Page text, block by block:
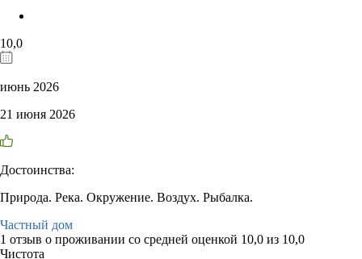
10,0
июнь 2026
21 июня 2026
Достоинства:
Природа. Река. Окружение. Воздух. Рыбалка.
Частный дом
1 отзыв о проживании со средней оценкой 10,0 из 10,0
Чистота